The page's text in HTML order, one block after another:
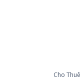
Cho